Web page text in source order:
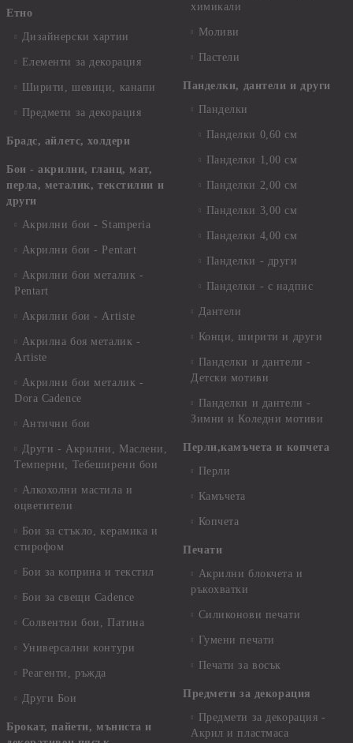
Етно
Дизайнерски хартии
Елементи за декорация
Ширити, шевици, канапи
Предмети за декорация
Брадс, айлетс, холдери
Бои - акрилни, гланц, мат,
перла, металик, текстилни и
други
Акрилни бои - Stamperia
Акрилни бои - Pentart
Акрилни бои металик -
Pentart
Акрилни бои - Artiste
Акрилна боя металик -
Artiste
Акрилни бои металик -
Dora Cadence
Антични бои
Други - Акрилни, Маслени,
Темперни, Тебеширени бои
Алкохолни мастила и
оцветители
Бои за стъкло, керамика и
стирофом
Бои за коприна и текстил
Бои за свещи Cadence
Солвентни бои, Патина
Универсални контури
Реагенти, ръжда
Други Бои
Брокат, пайети, мъниста и
химикали
Моливи
Пастели
Панделки, дантели и други
Панделки
Панделки 0,60 см
Панделки 1,00 см
Панделки 2,00 см
Панделки 3,00 см
Панделки 4,00 см
Панделки - други
Панделки - с надпис
Дантели
Конци, ширити и други
Панделки и дантели -
Детски мотиви
Панделки и дантели -
Зимни и Коледни мотиви
Перли,камъчета и копчета
Перли
Камъчета
Копчета
Печати
Акрилни блокчета и
ръкохватки
Силиконови печати
Гумени печати
Печати за восък
Предмети за декорация
Предмети за декорация -
Акрил и пластмаса